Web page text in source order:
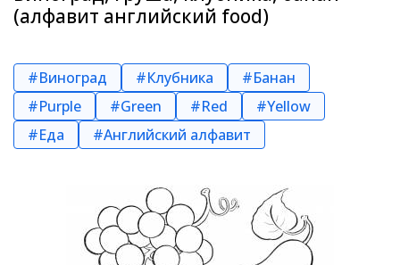
(алфавит английский food)
#Виноград #Клубника
#Банан
#Purple
#Green #Red
#Yellow
#Еда
#Английский алфавит